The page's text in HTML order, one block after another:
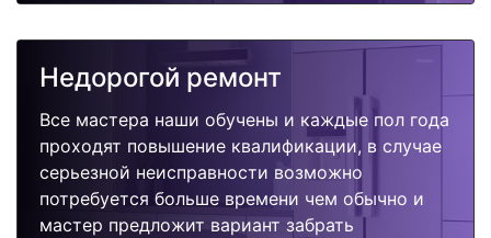
Недорогой ремонт
Все мастера наши обучены и каждые пол года
проходят повышение квалификации, в случае
серьезной неисправности возможно
потребуется больше времени чем обычно и
мастер предложит вариант забрать